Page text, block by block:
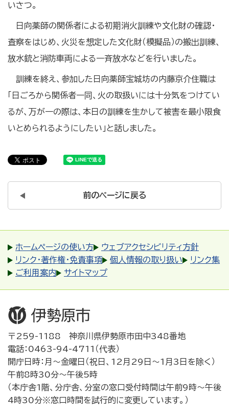
いさつ。
日向薬師の関係者による初期消火訓練や文化財の確認・
査察をはじめ、火災を想定した文化財（模擬品）の搬出訓練、
放水銃と消防車両による一斉放水などを行いました。
訓練を終え、参加した日向薬師宝城坊の内藤京介住職は
「日ごろから関係者一同、火の取扱いには十分気をつけてい
るが、万が一の際は、本日の訓練を生かして被害を最小限食
いとめられるようにしたい」と話しました。
前のページに戻る
ホームページの使い方
ウェブアクセシビリティ方針
リンク・著作権・免責事項
個人情報の取り扱い
リンク集
ご利用案内
サイトマップ
〒259-1188 神奈川県伊勢原市田中348番地
電話：0463-94-4711（代表）
開庁日時：月～金曜日（祝日、12月29日～1月3日を除く）
午前8時30分～午後5時
（本庁舎1階、分庁舎、分室の窓口受付時間は午前9時～午後
4時30分※窓口時間を試行的に変更しています。）